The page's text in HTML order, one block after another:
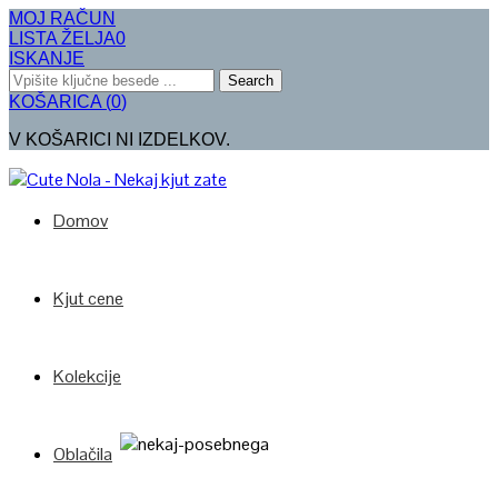
MOJ RAČUN
LISTA ŽELJA0
ISKANJE
Search
KOŠARICA (0)
V KOŠARICI NI IZDELKOV.
Domov
Kjut cene
Kolekcije
Oblačila